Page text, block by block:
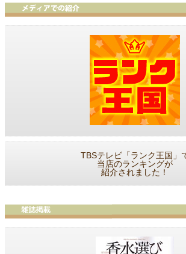
TBSテレビ「ランク王国」
当店のランキングが
紹介されました！